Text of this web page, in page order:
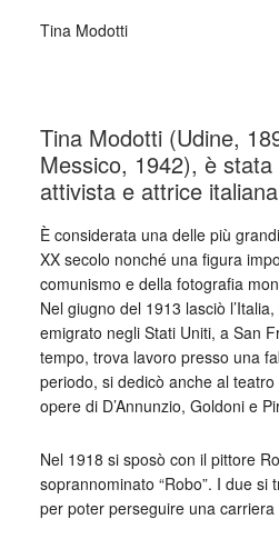
Tina Modotti
Tina Modotti (Udine,
Messico, 1942), è
attivista e attrice
È considerata una delle più
XX secolo nonché una figura
comunismo e della fotografia
Nel giugno del 1913 lasciò
emigrato negli Stati Uniti, a San
tempo, trova lavoro presso una
periodo, si dedicò anche al
opere di D’Annunzio, Goldoni e
Nel 1918 si sposò con il pittore
soprannominato “Robo”. I due si
per poter perseguire una